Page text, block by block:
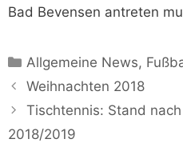
Bad Bevensen antreten
Kategorien
Allgemeine News,
Weihnachten 2018
Tischtennis: Stand
2018/2019